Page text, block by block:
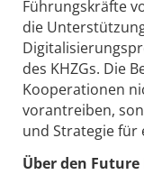
Führungskräfte
die
des KHZGs. Die
Kooperationen
voran­treiben,
und Strategie für
Über den